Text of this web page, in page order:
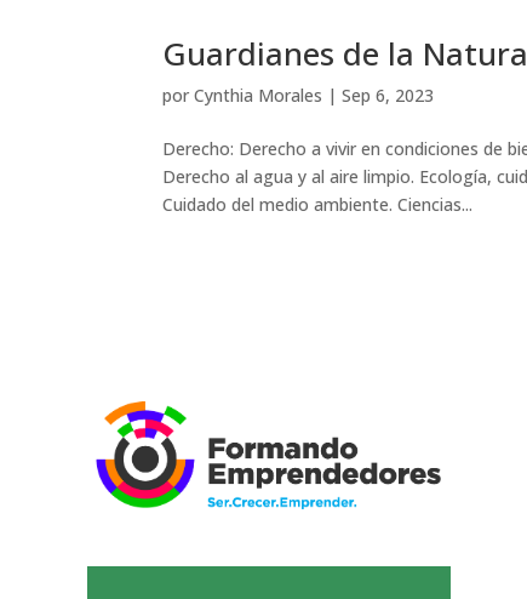
Guardianes de la
porCynthia Morales |Sep 6, 2023
Derecho: Derecho a vivir en condiciones de
Derecho al agua y al aire limpio. Ecología,
Cuidado del medio ambiente. Ciencias...